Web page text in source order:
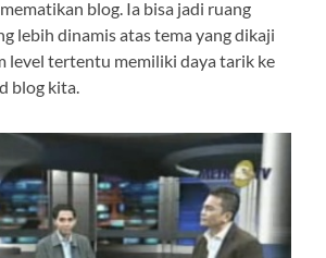
blog. Ia bisa jadi ruang
lebih dinamis atas tema yang dikaji
level tertentu memiliki daya tarik ke
blog kita.